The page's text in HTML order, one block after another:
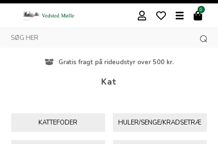
0
Gratis fragt på rideudstyr over 500 kr.
Kat
KATTEFODER HULER/SENGE/KRADSETRÆ